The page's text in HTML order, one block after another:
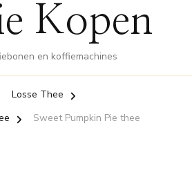
Kopen
en koffiemachines
Losse Thee
Sweet Pumpkin Pie thee